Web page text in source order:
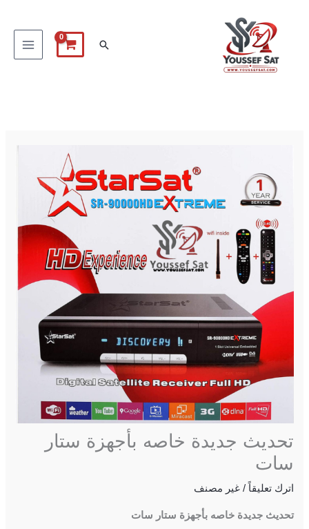
البحث
تحديث جديدة خاصه بأجهزة ستار
سات
اترك تعليقاً /غير مصنف
تحديث جديدة خاصه بأجهزة ستار سات